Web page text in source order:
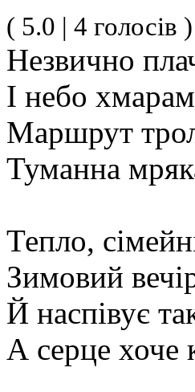
( 5.0 | 4 голосів )
Незвично
І небо
Маршрут
Туманна
Тепло,
Зимовий
Й наспівує
А серце хоче